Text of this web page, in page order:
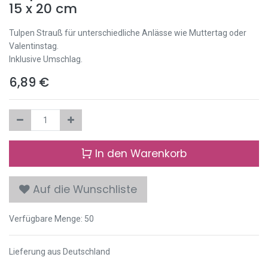
15 x 20 cm
Tulpen Strauß für unterschiedliche Anlässe wie Muttertag oder
Valentinstag.
Inklusive Umschlag.
6,89 €
In den Warenkorb
Auf die Wunschliste
Verfügbare Menge: 50
Lieferung aus Deutschland